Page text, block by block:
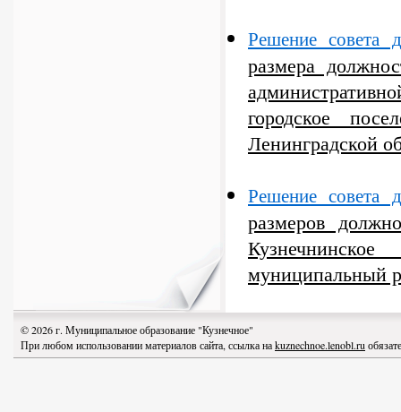
Решение
размера
городское
Ленинградской
Решение
размеров
муниципальный
© 2026 г. Муниципальное образование "Кузнечное"
При любом использовании материалов сайта, ссылка наkuznechnoe.lenobl.ru